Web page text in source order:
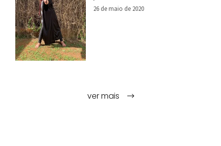
segurança
26 de maio de 2020
ver mais